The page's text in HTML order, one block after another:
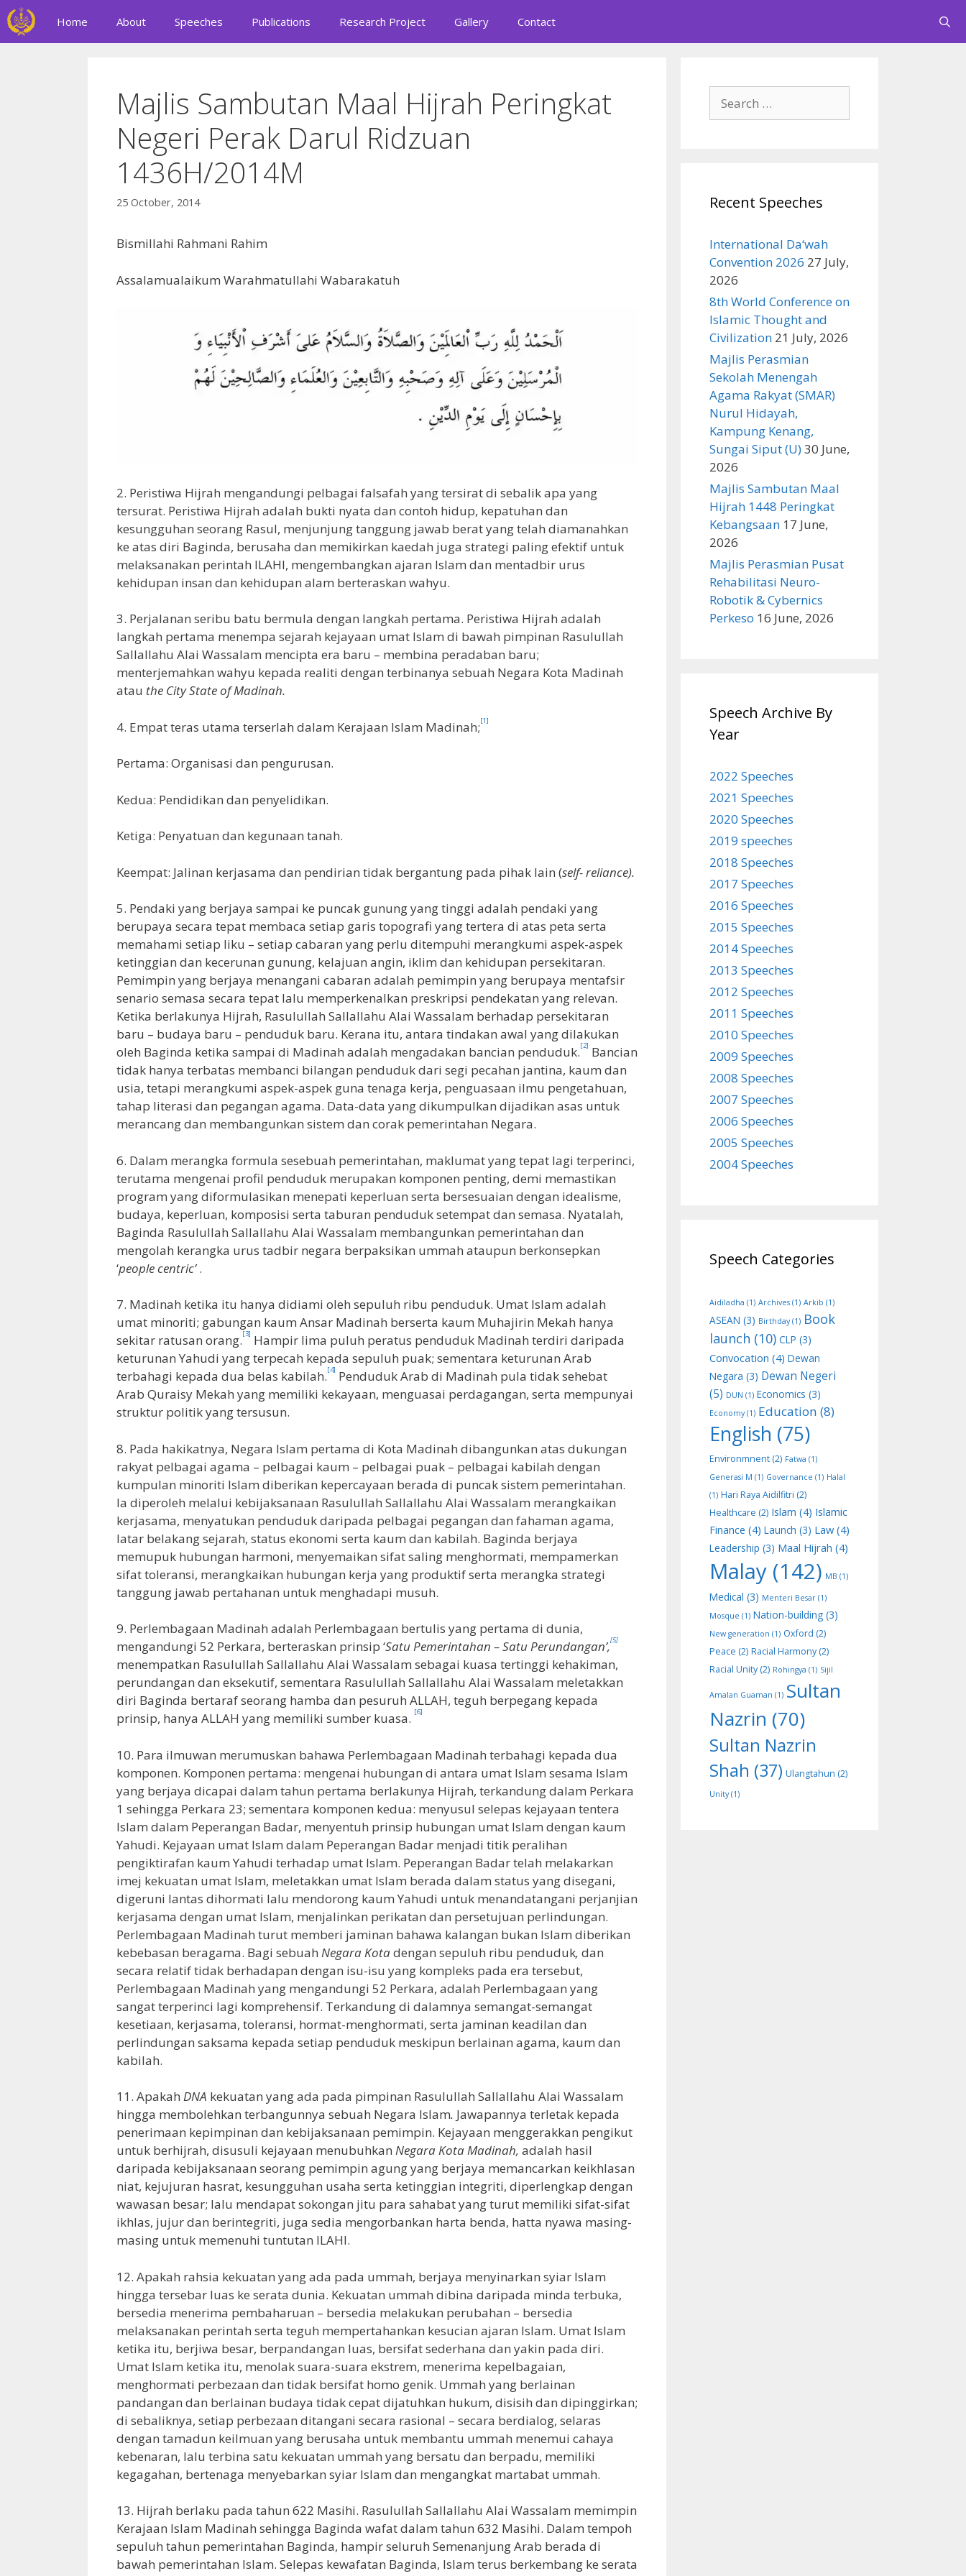
Skip
to
content
Home About Speeches Publications Research Project Gallery Contact
Majlis Sambutan Maal Hijrah Peringkat
Negeri Perak Darul Ridzuan
1436H/2014M
25 October, 2014
Bismillahi Rahmani Rahim
Assalamualaikum Warahmatullahi Wabarakatuh
2. Peristiwa Hijrah mengandungi pelbagai falsafah yang tersirat di sebalik apa yang
tersurat. Peristiwa Hijrah adalah bukti nyata dan contoh hidup, kepatuhan dan
kesungguhan seorang Rasul, menjunjung tanggung jawab berat yang telah diamanahkan
ke atas diri Baginda, berusaha dan memikirkan kaedah juga strategi paling efektif untuk
melaksanakan perintah ILAHI, mengembangkan ajaran Islam dan mentadbir urus
kehidupan insan dan kehidupan alam berteraskan wahyu.
3. Perjalanan seribu batu bermula dengan langkah pertama. Peristiwa Hijrah adalah
langkah pertama menempa sejarah kejayaan umat Islam di bawah pimpinan Rasulullah
Sallallahu Alai Wassalam mencipta era baru – membina peradaban baru;
menterjemahkan wahyu kepada realiti dengan terbinanya sebuah Negara Kota Madinah
atau the City State of Madinah.
4. Empat teras utama terserlah dalam Kerajaan Islam Madinah;[1]
Pertama: Organisasi dan pengurusan.
Kedua: Pendidikan dan penyelidikan.
Ketiga: Penyatuan dan kegunaan tanah.
Keempat: Jalinan kerjasama dan pendirian tidak bergantung pada pihak lain (self- reliance).
5. Pendaki yang berjaya sampai ke puncak gunung yang tinggi adalah pendaki yang
berupaya secara tepat membaca setiap garis topografi yang tertera di atas peta serta
memahami setiap liku – setiap cabaran yang perlu ditempuhi merangkumi aspek-aspek
ketinggian dan kecerunan gunung, kelajuan angin, iklim dan kehidupan persekitaran.
Pemimpin yang berjaya menangani cabaran adalah pemimpin yang berupaya mentafsir
senario semasa secara tepat lalu memperkenalkan preskripsi pendekatan yang relevan.
Ketika berlakunya Hijrah, Rasulullah Sallallahu Alai Wassalam berhadap persekitaran
baru – budaya baru – penduduk baru. Kerana itu, antara tindakan awal yang dilakukan
oleh Baginda ketika sampai di Madinah adalah mengadakan bancian penduduk.[2] Bancian
tidak hanya terbatas membanci bilangan penduduk dari segi pecahan jantina, kaum dan
usia, tetapi merangkumi aspek-aspek guna tenaga kerja, penguasaan ilmu pengetahuan,
tahap literasi dan pegangan agama. Data-data yang dikumpulkan dijadikan asas untuk
merancang dan membangunkan sistem dan corak pemerintahan Negara.
6. Dalam merangka formula sesebuah pemerintahan, maklumat yang tepat lagi terperinci,
terutama mengenai profil penduduk merupakan komponen penting, demi memastikan
program yang diformulasikan menepati keperluan serta bersesuaian dengan idealisme,
budaya, keperluan, komposisi serta taburan penduduk setempat dan semasa. Nyatalah,
Baginda Rasulullah Sallallahu Alai Wassalam membangunkan pemerintahan dan
mengolah kerangka urus tadbir negara berpaksikan ummah ataupun berkonsepkan
‘people centric’.
7. Madinah ketika itu hanya didiami oleh sepuluh ribu penduduk. Umat Islam adalah
umat minoriti; gabungan kaum Ansar Madinah berserta kaum Muhajirin Mekah hanya
sekitar ratusan orang.[3] Hampir lima puluh peratus penduduk Madinah terdiri daripada
keturunan Yahudi yang terpecah kepada sepuluh puak; sementara keturunan Arab
terbahagi kepada dua belas kabilah.[4] Penduduk Arab di Madinah pula tidak sehebat
Arab Quraisy Mekah yang memiliki kekayaan, menguasai perdagangan, serta mempunyai
struktur politik yang tersusun.
8. Pada hakikatnya, Negara Islam pertama di Kota Madinah dibangunkan atas dukungan
rakyat pelbagai agama – pelbagai kaum – pelbagai puak – pelbagai kabilah dengan
kumpulan minoriti Islam diberikan kepercayaan berada di puncak sistem pemerintahan.
Ia diperoleh melalui kebijaksanaan Rasulullah Sallallahu Alai Wassalam merangkaikan
kerjasama, menyatukan penduduk daripada pelbagai pegangan dan fahaman agama,
latar belakang sejarah, status ekonomi serta kaum dan kabilah. Baginda berjaya
memupuk hubungan harmoni, menyemaikan sifat saling menghormati, mempamerkan
sifat toleransi, merangkaikan hubungan kerja yang produktif serta merangka strategi
tanggung jawab pertahanan untuk menghadapi musuh.
9. Perlembagaan Madinah adalah Perlembagaan bertulis yang pertama di dunia,
mengandungi 52 Perkara, berteraskan prinsip ‘Satu Pemerintahan – Satu Perundangan’,[5]
menempatkan Rasulullah Sallallahu Alai Wassalam sebagai kuasa tertinggi kehakiman,
perundangan dan eksekutif, sementara Rasulullah Sallallahu Alai Wassalam meletakkan
diri Baginda bertaraf seorang hamba dan pesuruh ALLAH, teguh berpegang kepada
prinsip, hanya ALLAH yang memiliki sumber kuasa. [6]
10. Para ilmuwan merumuskan bahawa Perlembagaan Madinah terbahagi kepada dua
komponen. Komponen pertama: mengenai hubungan di antara umat Islam sesama Islam
yang berjaya dicapai dalam tahun pertama berlakunya Hijrah, terkandung dalam Perkara
1 sehingga Perkara 23; sementara komponen kedua: menyusul selepas kejayaan tentera
Islam dalam Peperangan Badar, menyentuh prinsip hubungan umat Islam dengan kaum
Yahudi. Kejayaan umat Islam dalam Peperangan Badar menjadi titik peralihan
pengiktirafan kaum Yahudi terhadap umat Islam. Peperangan Badar telah melakarkan
imej kekuatan umat Islam, meletakkan umat Islam berada dalam status yang disegani,
digeruni lantas dihormati lalu mendorong kaum Yahudi untuk menandatangani perjanjian
kerjasama dengan umat Islam, menjalinkan perikatan dan persetujuan perlindungan.
Perlembagaan Madinah turut memberi jaminan bahawa kalangan bukan Islam diberikan
kebebasan beragama. Bagi sebuah Negara Kotadengan sepuluh ribu penduduk, dan
secara relatif tidak berhadapan dengan isu-isu yang kompleks pada era tersebut,
Perlembagaan Madinah yang mengandungi 52 Perkara, adalah Perlembagaan yang
sangat terperinci lagi komprehensif. Terkandung di dalamnya semangat-semangat
kesetiaan, kerjasama, toleransi, hormat-menghormati, serta jaminan keadilan dan
perlindungan saksama kepada setiap penduduk meskipun berlainan agama, kaum dan
kabilah.
11. Apakah DNA kekuatan yang ada pada pimpinan Rasulullah Sallallahu Alai Wassalam
hingga membolehkan terbangunnya sebuah Negara Islam. Jawapannya terletak kepada
penerimaan kepimpinan dan kebijaksanaan pemimpin. Kejayaan menggerakkan pengikut
untuk berhijrah, disusuli kejayaan menubuhkan Negara Kota Madinah, adalah hasil
daripada kebijaksanaan seorang pemimpin agung yang berjaya memancarkan keikhlasan
niat, kejujuran hasrat, kesungguhan usaha serta ketinggian integriti, diperlengkap dengan
wawasan besar; lalu mendapat sokongan jitu para sahabat yang turut memiliki sifat-sifat
ikhlas, jujur dan berintegriti, juga sedia mengorbankan harta benda, hatta nyawa masing-
masing untuk memenuhi tuntutan ILAHI.
12. Apakah rahsia kekuatan yang ada pada ummah, berjaya menyinarkan syiar Islam
hingga tersebar luas ke serata dunia. Kekuatan ummah dibina daripada minda terbuka,
bersedia menerima pembaharuan – bersedia melakukan perubahan – bersedia
melaksanakan perintah serta teguh mempertahankan kesucian ajaran Islam. Umat Islam
ketika itu, berjiwa besar, berpandangan luas, bersifat sederhana dan yakin pada diri.
Umat Islam ketika itu, menolak suara-suara ekstrem, menerima kepelbagaian,
menghormati perbezaan dan tidak bersifat homo genik. Ummah yang berlainan
pandangan dan berlainan budaya tidak cepat dijatuhkan hukum, disisih dan dipinggirkan;
di sebaliknya, setiap perbezaan ditangani secara rasional – secara berdialog, selaras
dengan tamadun keilmuan yang berusaha untuk membantu ummah menemui cahaya
kebenaran, lalu terbina satu kekuatan ummah yang bersatu dan berpadu, memiliki
kegagahan, bertenaga menyebarkan syiar Islam dan mengangkat martabat ummah.
13. Hijrah berlaku pada tahun 622 Masihi. Rasulullah Sallallahu Alai Wassalam memimpin
Kerajaan Islam Madinah sehingga Baginda wafat dalam tahun 632 Masihi. Dalam tempoh
sepuluh tahun pemerintahan Baginda, hampir seluruh Semenanjung Arab berada di
bawah pemerintahan Islam. Selepas kewafatan Baginda, Islam terus berkembang ke serata
for:
Recent Speeches
International Da‘wah
Convention 2026 27 July,
2026
8th World Conference on
Islamic Thought and
Civilization 21 July, 2026
Majlis Perasmian
Sekolah Menengah
Agama Rakyat (SMAR)
Nurul Hidayah,
Kampung Kenang,
Sungai Siput (U)30 June,
2026
Majlis Sambutan Maal
Hijrah 1448 Peringkat
Kebangsaan 17 June,
2026
Majlis Perasmian Pusat
Rehabilitasi Neuro-
Robotik & Cybernics
Perkeso 16 June, 2026
Speech Archive By
Year
2022 Speeches
2021 Speeches
2020 Speeches
2019 speeches
2018 Speeches
2017 Speeches
2016 Speeches
2015 Speeches
2014 Speeches
2013 Speeches
2012 Speeches
2011 Speeches
2010 Speeches
2009 Speeches
2008 Speeches
2007 Speeches
2006 Speeches
2005 Speeches
2004 Speeches
Speech Categories
Aidiladha (1) Archives (1) Arkib (1)
ASEAN (3) Birthday(1) Book
launch (10) CLP (3)
Convocation (4) Dewan
Negara (3) Dewan Negeri
(5) DUN (1) Economics (3)
Economy(1) Education (8)
English (75)
Environmnent (2) Fatwa (1)
Generasi M (1) Governance (1) Halal
(1) Hari Raya Aidilfitri (2)
Healthcare (2) Islam (4) Islamic
Finance (4) Launch (3) Law (4)
Leadership (3) Maal Hijrah (4)
Malay (142) MB (1)
Medical (3) Menteri Besar (1)
Mosque (1) Nation-building (3)
New generation (1) Oxford (2)
Peace (2) Racial Harmony (2)
Racial Unity (2) Rohingya (1) Sijil
Amalan Guaman (1) Sultan
Nazrin (70)
Sultan Nazrin
Shah (37) Ulangtahun (2)
Unity(1)